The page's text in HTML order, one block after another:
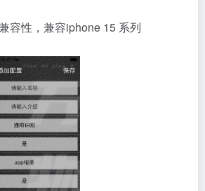
容性，兼容iphone 15 系列